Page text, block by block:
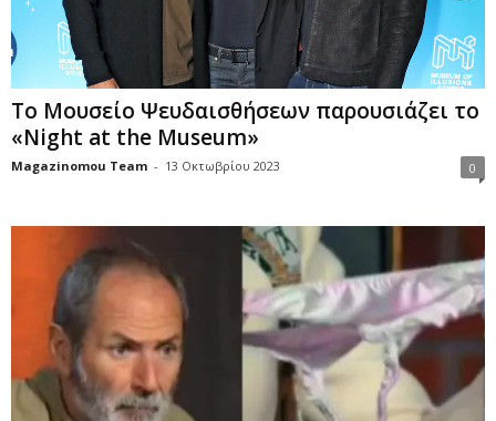
Το Μουσείο Ψευδαισθήσεων παρουσιάζει το
«Night at the Museum»
Magazinomou Team - 13 Οκτωβρίου 2023 0